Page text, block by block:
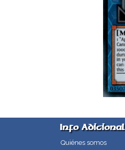
Info Adicional
Quiénes somos